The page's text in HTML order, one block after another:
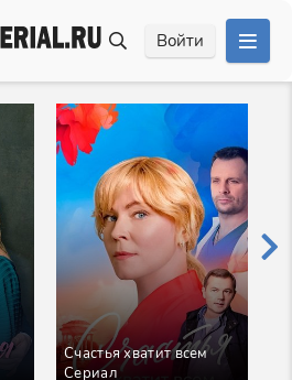
Войти
Счастья хватит всем
Сериал